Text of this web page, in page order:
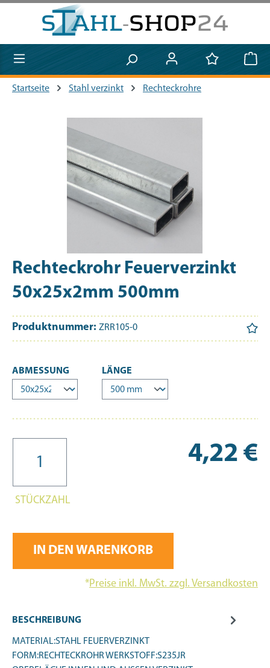
Zum Hauptinhalt springen
Startseite Stahl verzinkt Rechteckrohre
Bildergalerie überspringen
Rechteckrohr Feuerverzinkt
50x25x2mm 500mm
Produktnummer: ZRR105-0
ABMESSUNG AUSWÄHLEN
LÄNGE
4,22 €
STÜCKZAHL
IN DEN WARENKORB
*Preise inkl. MwSt. zzgl. Versandkosten
BESCHREIBUNG
MATERIAL:STAHL FEUERVERZINKT
FORM:RECHTECKROHR WERKSTOFF:S235JR